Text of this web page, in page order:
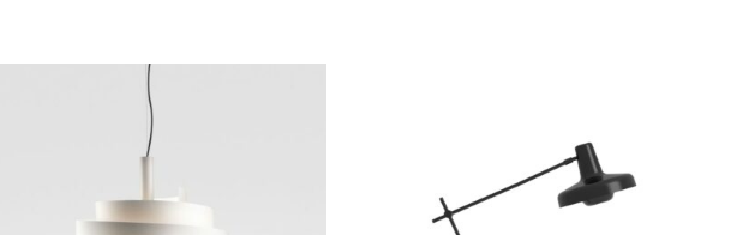
Vedi la Lista desideri
Quick view